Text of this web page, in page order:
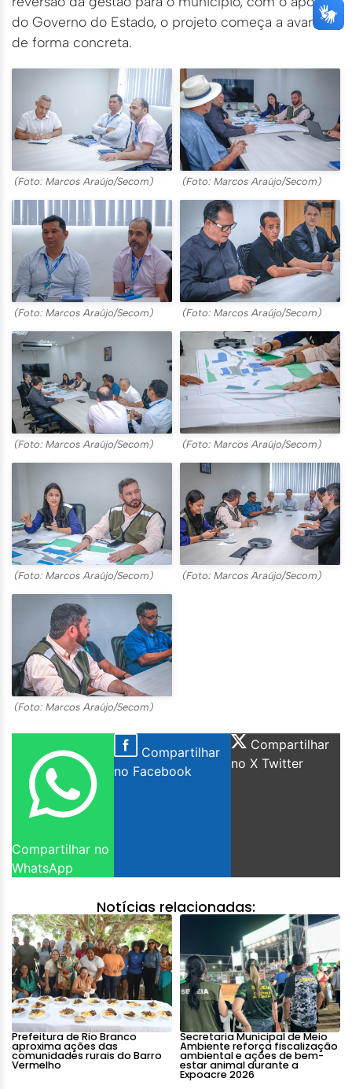
do Governo do Estado, o projeto começa a avançar
de forma concreta.
(Foto: Marcos Araújo/Secom) (Foto: Marcos Araújo/Secom)
(Foto: Marcos Araújo/Secom) (Foto: Marcos Araújo/Secom)
(Foto: Marcos Araújo/Secom) (Foto: Marcos Araújo/Secom)
(Foto: Marcos Araújo/Secom) (Foto: Marcos Araújo/Secom)
(Foto: Marcos Araújo/Secom)
Compartilhar no
WhatsApp
Compartilhar
no Facebook
Compartilhar
no X Twitter
Notícias relacionadas:
Prefeitura de Rio Branco
aproxima ações das
comunidades rurais do Barro
Vermelho
Secretaria Municipal de Meio
Ambiente reforça fiscalização
ambiental e ações de bem-
estar animal durante a
Expoacre 2026